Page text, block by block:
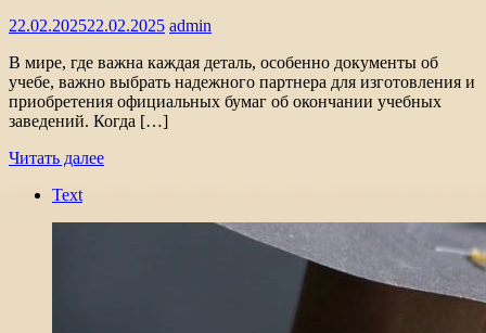
22.02.202522.02.2025 admin
В мире, где важна каждая деталь, особенно документы об
учебе, важно выбрать надежного партнера для изготовления и
приобретения официальных бумаг об окончании учебных
заведений. Когда […]
Читать далее
Text